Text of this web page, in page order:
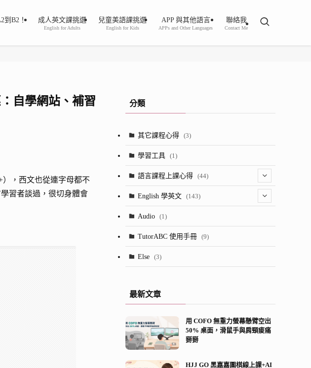
到B2！ 成人英文課挑選
English for Adults
兒童美語課挑選
English for Kids
APP 與其他語言
APPs and Other Languages
聯絡我
Contact Me
自學網站、補習
），西文也從連字母都不
習者談過，很切身體會
分類
其它課程心得 (3)
學習工具 (1)
語言課程上課心得 (44)
(2)
English 學英文 (143)
(13)
(8)
(21)
(13)
Audio (1)
TutorABC 使用手冊 (9)
Else (3)
最新文章
用 COFO 無重力螢幕懸臂空出
50% 桌面，滑鼠手與肩頸痠痛
掰掰
HJJ GO 黑嘉嘉圍棋線上課+AI